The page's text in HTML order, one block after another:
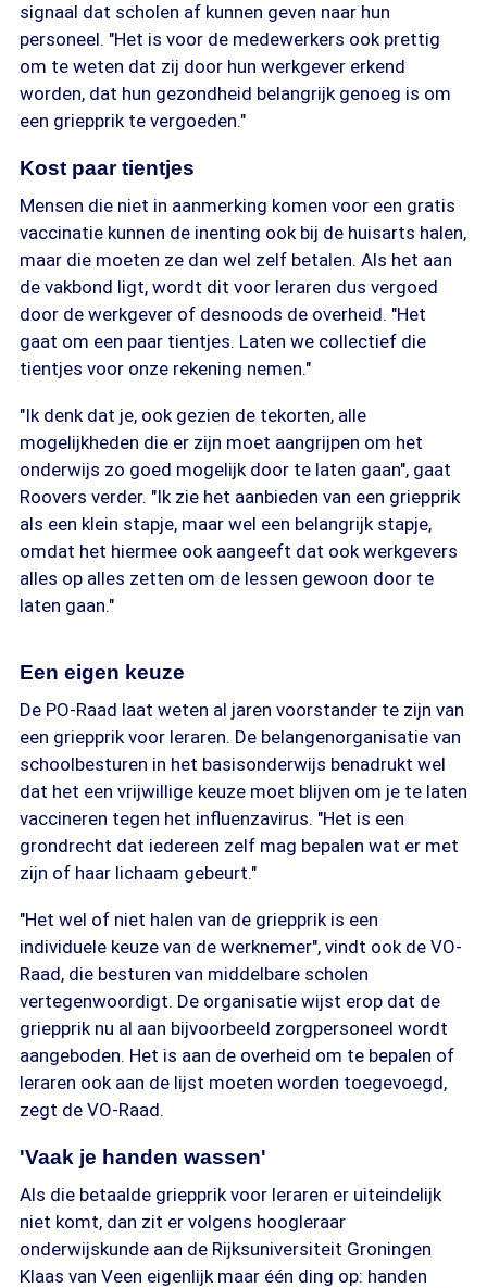
signaal dat scholen af kunnen geven naar hun
personeel. "Het is voor de medewerkers ook prettig
om te weten dat zij door hun werkgever erkend
worden, dat hun gezondheid belangrijk genoeg is om
een griepprik te vergoeden."
Kost paar tientjes
Mensen die niet in aanmerking komen voor een gratis
vaccinatie kunnen de inenting ook bij de huisarts halen,
maar die moeten ze dan wel zelf betalen. Als het aan
de vakbond ligt, wordt dit voor leraren dus vergoed
door de werkgever of desnoods de overheid. "Het
gaat om een paar tientjes. Laten we collectief die
tientjes voor onze rekening nemen."
"Ik denk dat je, ook gezien de tekorten, alle
mogelijkheden die er zijn moet aangrijpen om het
onderwijs zo goed mogelijk door te laten gaan", gaat
Roovers verder. "Ik zie het aanbieden van een griepprik
als een klein stapje, maar wel een belangrijk stapje,
omdat het hiermee ook aangeeft dat ook werkgevers
alles op alles zetten om de lessen gewoon door te
laten gaan."
Een eigen keuze
De PO-Raad laat weten al jaren voorstander te zijn van
een griepprik voor leraren. De belangenorganisatie van
schoolbesturen in het basisonderwijs benadrukt wel
dat het een vrijwillige keuze moet blijven om je te laten
vaccineren tegen het influenzavirus. "Het is een
grondrecht dat iedereen zelf mag bepalen wat er met
zijn of haar lichaam gebeurt."
"Het wel of niet halen van de griepprik is een
individuele keuze van de werknemer", vindt ook de VO-
Raad, die besturen van middelbare scholen
vertegenwoordigt. De organisatie wijst erop dat de
griepprik nu al aan bijvoorbeeld zorgpersoneel wordt
aangeboden. Het is aan de overheid om te bepalen of
leraren ook aan de lijst moeten worden toegevoegd,
zegt de VO-Raad.
'Vaak je handen wassen'
Als die betaalde griepprik voor leraren er uiteindelijk
niet komt, dan zit er volgens hoogleraar
onderwijskunde aan de Rijksuniversiteit Groningen
Klaas van Veen eigenlijk maar één ding op: handen